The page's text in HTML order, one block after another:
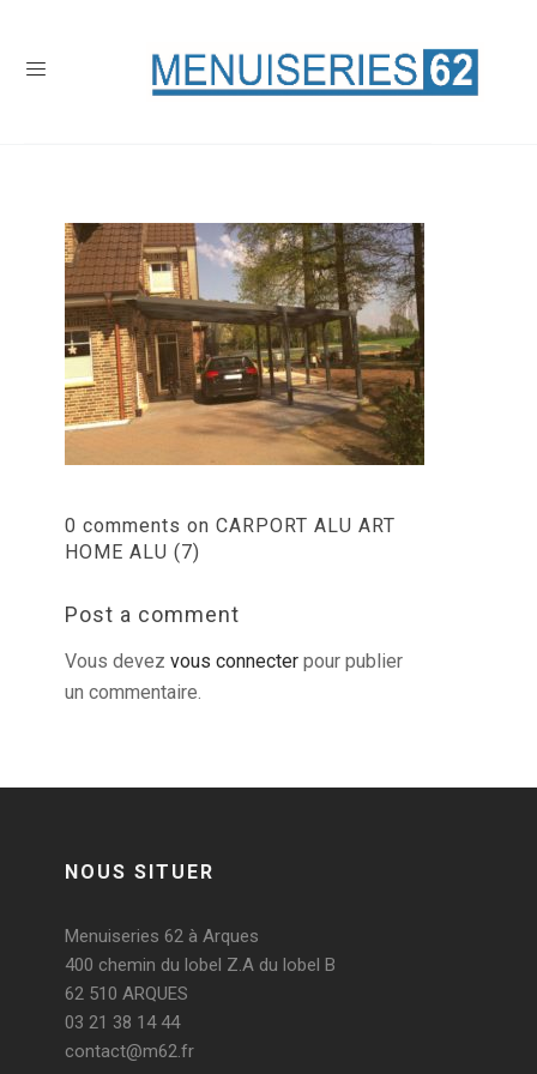
0 comments on CARPORT ALU ART
HOME ALU (7)
Post a comment
Vous devez vous connecter pour publier
un commentaire.
NOUS SITUER
Menuiseries 62 à Arques
400 chemin du lobel Z.A du lobel B
62 510 ARQUES
03 21 38 14 44
contact@m62.fr